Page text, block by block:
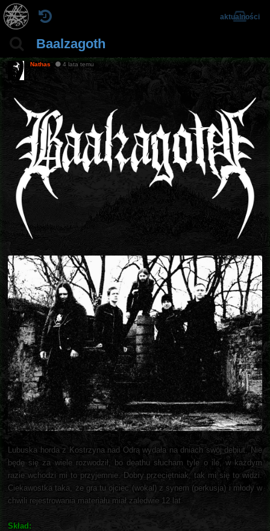
Baalzagoth
aktualności
Nathas 4 lata temu
Lubuska horda z Kostrzyna nad Odrą wydała na dniach swój debiut. Nie
będę się za wiele rozwodził, bo deathu słucham tyle o ile, w każdym
razie wchodzi mi to przyjemnie. Dobry przeciętniak, tak mi się to widzi.
Ciekawostka taka, że gra tu ojciec (wokal) z synem (perkusja) i młody w
chwili rejestrowania materiału miał zaledwie 12 lat.
Skład: